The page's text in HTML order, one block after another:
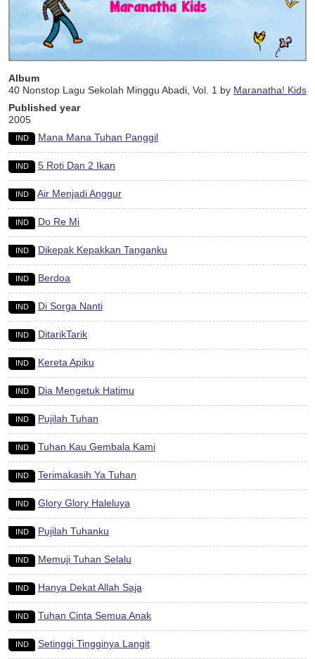
Album
40 Nonstop Lagu Sekolah Minggu Abadi, Vol. 1 by Maranatha! Kids
Published year
2005
IND Mana Mana Tuhan Panggil
IND 5 Roti Dan 2 Ikan
IND Air Menjadi Anggur
IND Do Re Mi
IND Dikepak Kepakkan Tanganku
IND Berdoa
IND Di Sorga Nanti
IND DitarikTarik
IND Kereta Apiku
IND Dia Mengetuk Hatimu
IND Pujilah Tuhan
IND Tuhan Kau Gembala Kami
IND Terimakasih Ya Tuhan
IND Glory Glory Haleluya
IND Pujilah Tuhanku
IND Memuji Tuhan Selalu
IND Hanya Dekat Allah Saja
IND Tuhan Cinta Semua Anak
IND Setinggi Tingginya Langit